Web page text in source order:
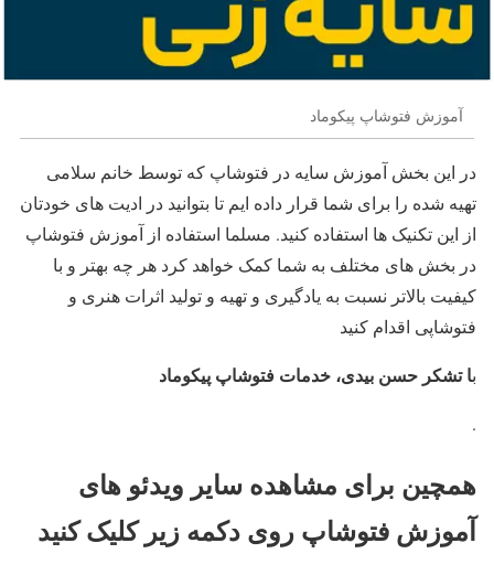
آموزش فتوشاپ پیکوماد
در این بخش آموزش سایه در فتوشاپ که توسط خانم سلامی
تهیه شده را برای شما قرار داده ایم تا بتوانید در ادیت های خودتان
از این تکنیک ها استفاده کنید. مسلما استفاده از آموزش فتوشاپ
در بخش های مختلف به شما کمک خواهد کرد هر چه بهتر و با
کیفیت بالاتر نسبت به یادگیری و تهیه و تولید اثرات هنری و
فتوشاپی اقدام کنید
با تشکر حسن بیدی، خدمات فتوشاپ پیکوماد
.
همچین برای مشاهده سایر ویدئو های
آموزش فتوشاپ روی دکمه زیر کلیک کنید